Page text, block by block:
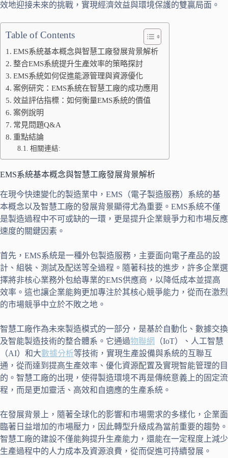
效地迎接未來的挑戰，實現經濟效益與環境保護的雙贏局面。
Table of Contents
EMS系統基本概念與智慧工廠發展背景解析
整合EMS系統提升生產效率的策略探討
EMS系統如何促進能源管理與資源優化
案例研究：EMS系統在智慧工廠的成功應用
效益評估指標：如何衡量EMS系統的價值
案例說明
常見問題Q&A
重點結論
相關連結:
EMS系統基本概念與智慧工廠發展背景解析
在現今快速變化的製造業中，EMS（電子製造服務）系統的基
本概念以及智慧工廠的發展背景顯得尤為重要。EMS系統不僅
是製造過程中不可或缺的一環，更是提升企業競爭力和市場反應
速度的關鍵因素。
首先，EMS系統是一種外包製造服務，主要面向電子產品的設
計、組裝、測試及配送等全過程。隨著科技的進步，許多企業選
擇將非核心業務外包給專業的EMS供應商，以降低成本並提高
效率。這也讓企業能夠更加專注於其核心競爭能力，從而在激烈
的市場競爭中立於不敗之地。
智慧工廠作為未來製造模式的一部分，是基於自動化、數據交換
及智能製造技術的整合體系。它通過物聯網
（IoT）、人工智慧
（AI）和大數據分析等技術，實現生產設備與系統的互聯互
通，從而達到提高生產效率、優化資源配置及實現智能管理的目
的。智慧工廠的出現，使得製造環境不再是傳統意義上的固定流
程，而是更加靈活、高效和自適應的生產系統。
在發展背景上，隨著全球化的影響和市場需求的多樣化，企業面
臨著日益增加的市場壓力，因此轉型升級成為當前重要的趨勢。
智慧工廠的建設不僅能夠提升生產能力，還能在一定程度上減少
生產過程中的人力成本及資源浪費，從而促進可持續發展。